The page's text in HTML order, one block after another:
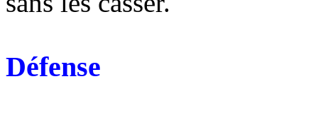
Défense